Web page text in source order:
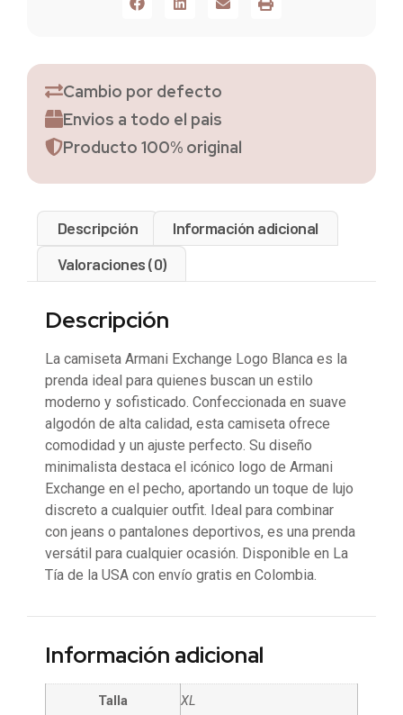
Cambio por defecto
Envios a todo el pais
Producto 100% original
Descripción
Información adicional
Valoraciones (0)
Descripción
La camiseta Armani Exchange Logo Blanca es la
prenda ideal para quienes buscan un estilo
moderno y sofisticado. Confeccionada en suave
algodón de alta calidad, esta camiseta ofrece
comodidad y un ajuste perfecto. Su diseño
minimalista destaca el icónico logo de Armani
Exchange en el pecho, aportando un toque de lujo
discreto a cualquier outfit. Ideal para combinar
con jeans o pantalones deportivos, es una prenda
versátil para cualquier ocasión. Disponible en La
Tía de la USA con envío gratis en Colombia.
Información adicional
Talla XL